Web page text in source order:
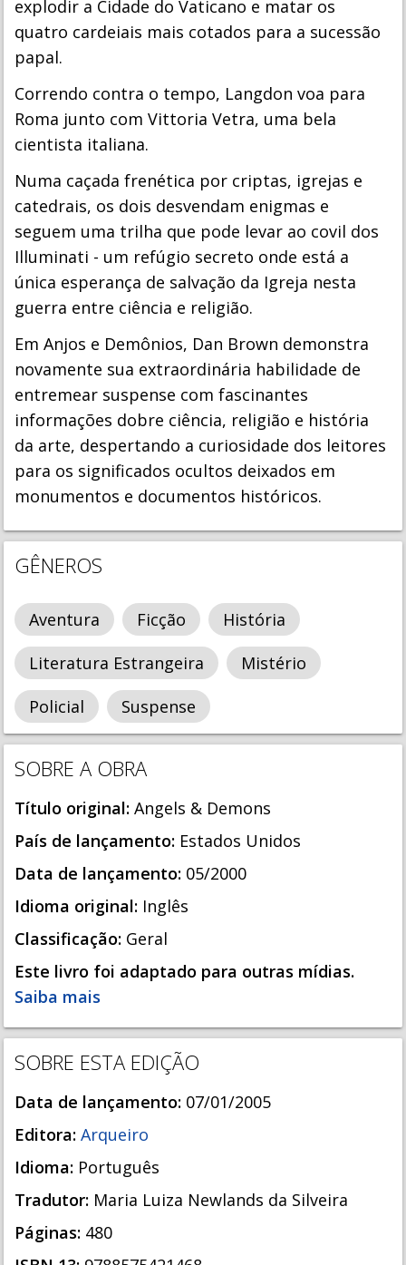
explodir a Cidade do Vaticano e matar os
quatro cardeiais mais cotados para a sucessão
papal.
Correndo contra o tempo, Langdon voa para
Roma junto com Vittoria Vetra, uma bela
cientista italiana.
Numa caçada frenética por criptas, igrejas e
catedrais, os dois desvendam enigmas e
seguem uma trilha que pode levar ao covil dos
Illuminati - um refúgio secreto onde está a
única esperança de salvação da Igreja nesta
guerra entre ciência e religião.
Em Anjos e Demônios, Dan Brown demonstra
novamente sua extraordinária habilidade de
entremear suspense com fascinantes
informações dobre ciência, religião e história
da arte, despertando a curiosidade dos leitores
para os significados ocultos deixados em
monumentos e documentos históricos.
GÊNEROS
Aventura Ficção
História
Literatura Estrangeira
Mistério
Policial
Suspense
SOBRE A OBRA
Título original: Angels & Demons
País de lançamento: Estados Unidos
Data de lançamento: 05/2000
Idioma original: Inglês
Classificação: Geral
Este livro foi adaptado para outras mídias.
Saiba mais
SOBRE ESTA EDIÇÃO
Data de lançamento: 07/01/2005
Editora: Arqueiro
Idioma: Português
Tradutor: Maria Luiza Newlands da Silveira
Páginas: 480